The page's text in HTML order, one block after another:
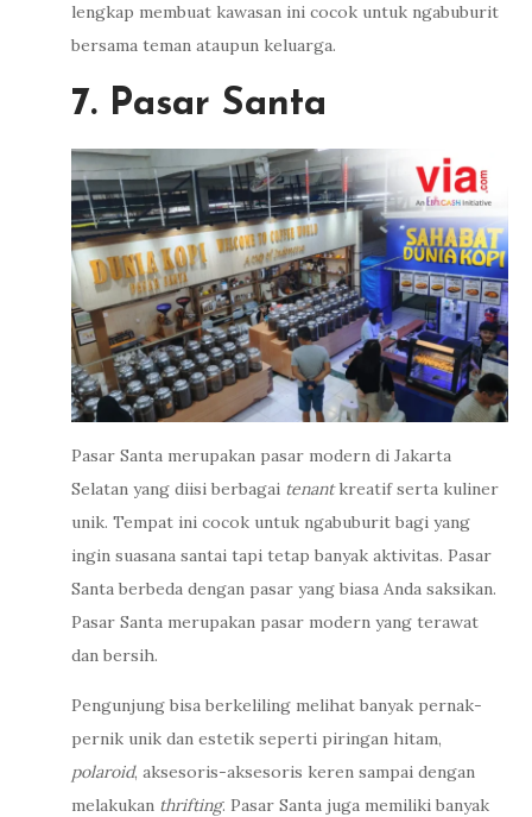
lengkap membuat kawasan ini cocok untuk ngabuburit
bersama teman ataupun keluarga.
7. Pasar Santa
Pasar Santa merupakan pasar modern di Jakarta
Selatan yang diisi berbagai tenantkreatif serta kuliner
unik. Tempat ini cocok untuk ngabuburit bagi yang
ingin suasana santai tapi tetap banyak aktivitas. Pasar
Santa berbeda dengan pasar yang biasa Anda saksikan.
Pasar Santa merupakan pasar modern yang terawat
dan bersih.
Pengunjung bisa berkeliling melihat banyak pernak-
pernik unik dan estetik seperti piringan hitam,
polaroid, aksesoris-aksesoris keren sampai dengan
melakukan thrifting. Pasar Santa juga memiliki banyak